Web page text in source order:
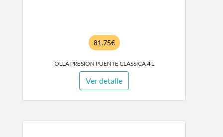
81.75€
OLLA PRESION PUENTE CLASSICA 4 L
Ver detalle